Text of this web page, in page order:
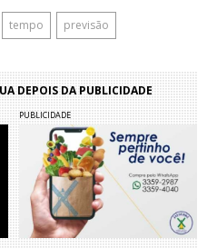
tempo previsão
DEPOIS DA PUBLICIDADE
PUBLICIDADE